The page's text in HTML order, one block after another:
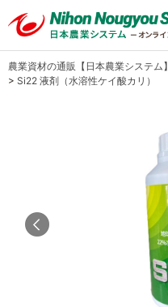
農業資材の通販【日本農業システム】
> Si22 液剤（水溶性ケイ酸カリ）